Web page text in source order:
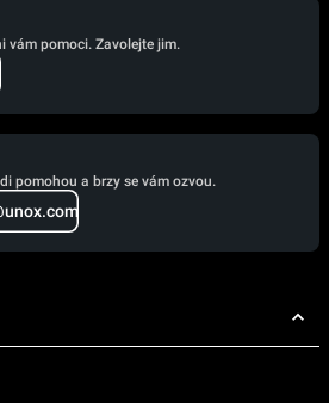
vám pomoci. Zavolejte jim.
pomohou a brzy se vám ozvou.